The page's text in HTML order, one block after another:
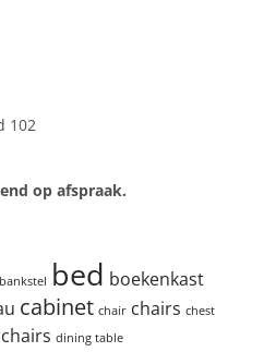
102
op afspraak.
bankstel bed boekenkast
cabinet chair chairs chest
dining table